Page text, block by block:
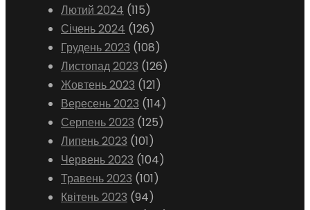
Лютий 2024 (115)
Січень 2024 (126)
Грудень 2023 (108)
Листопад 2023 (126)
Жовтень 2023 (121)
Вересень 2023 (114)
Серпень 2023 (125)
Липень 2023 (101)
Червень 2023 (104)
Травень 2023 (101)
Квітень 2023 (94)